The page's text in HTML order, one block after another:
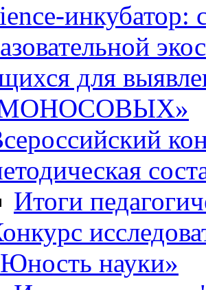
инкубатор:
для
Итоги
науки»